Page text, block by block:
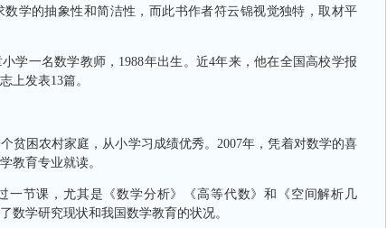
学的抽象性和简洁性，而此书作者符云锦视觉独特，取材平
学一名数学教师， 1988年出生。近4年来，他在全国高校学报
上发表13篇。
困农村家庭，从小学习成绩优秀。2007年，凭着对数学的喜
教育专业就读。
节课，尤其是《数学分析》《高等代数》和《空间解析几
数学研究现状和我国数学教育的状况。